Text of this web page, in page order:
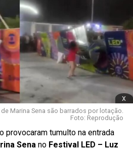
x
Marina Sena são barrados por lotação.
Foto: Reprodução
provocaram tumulto na entrada
Senano Festival LED – Luz